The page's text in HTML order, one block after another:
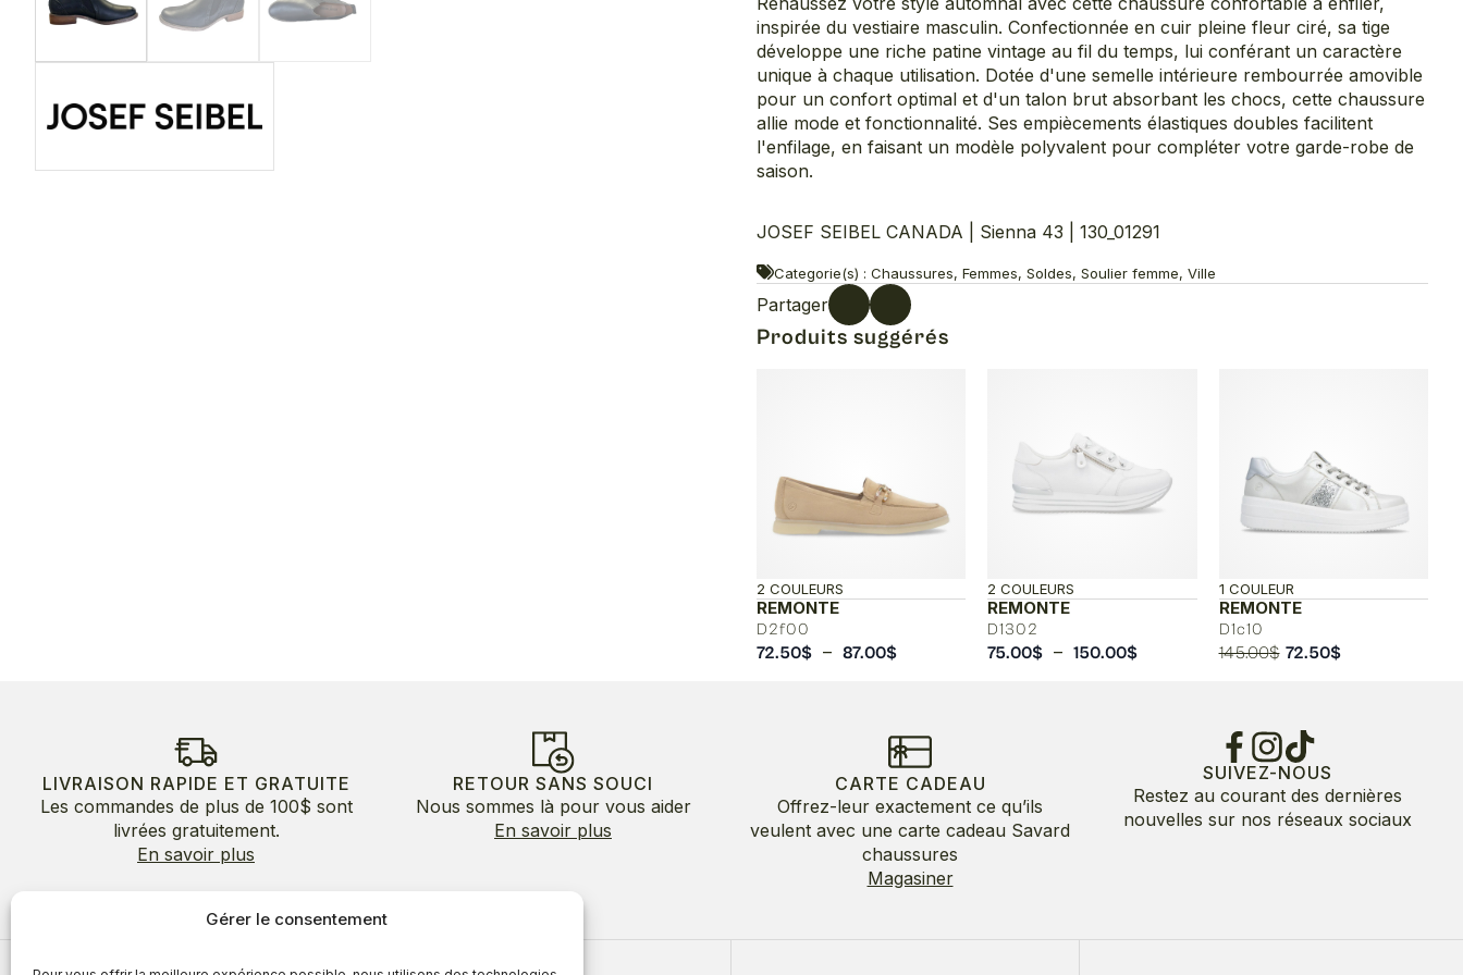
Gérer le consentement
inspirée du vestiaire masculin. Confectionnée en cuir pleine fleur ciré, sa tige
développe une riche patine vintage au fil du temps, lui conférant un caractère
unique à chaque utilisation. Dotée d'une semelle intérieure rembourrée amovible
pour un confort optimal et d'un talon brut absorbant les chocs, cette chaussure
allie mode et fonctionnalité. Ses empiècements élastiques doubles facilitent
l'enfilage, en faisant un modèle polyvalent pour compléter votre garde-robe de
saison.
JOSEF SEIBEL CANADA | Sienna 43 | 130_01291
Categorie(s) : Chaussures, Femmes, Soldes, Soulier femme, Ville
Partager
Produits suggérés
REMONTE
D2f00
2 COULEURS
72.50$ – 87.00$Plage
à
87.00$
REMONTE
D1302
2 COULEURS
75.00$ – 150.00$Plage
REMONTE
D1c10
1 COULEUR
145.00$ Le
145.00$.
72.50$Le
LIVRAISON RAPIDE ET GRATUITE
Les commandes de plus de 100$ sont
livrées gratuitement.
En savoir plus
RETOUR SANS SOUCI
Nous sommes là pour vous aider
En savoir plus
CARTE CADEAU
Offrez-leur exactement ce qu’ils
veulent avec une carte cadeau Savard
chaussures
Magasiner
SUIVEZ-NOUS
Restez au courant des dernières
nouvelles sur nos réseaux sociaux